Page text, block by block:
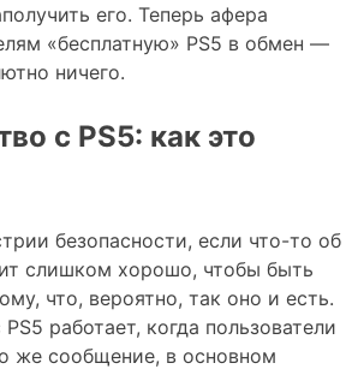
его. Теперь афера
«бесплатную» PS5 в обмен —
ничего.
с PS5: как это
безопасности, если что-то об
слишком хорошо, чтобы быть
что, вероятно, так оно и есть.
работает, когда пользователи
же сообщение, в основном